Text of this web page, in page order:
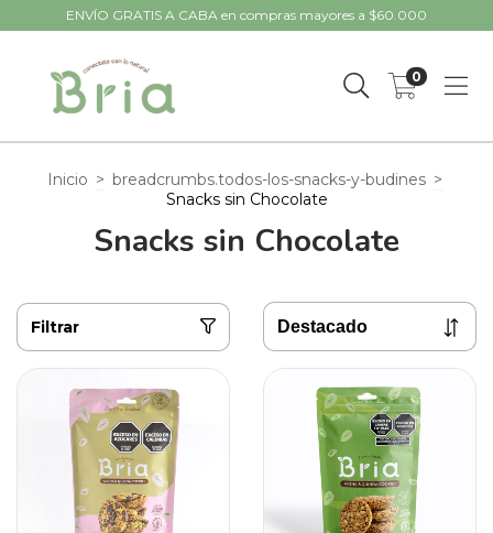
ENVÍO GRATIS A CABA en compras mayores a $60.000
0
Inicio > breadcrumbs.todos-los-snacks-y-budines >
Snacks sin Chocolate
Snacks sin Chocolate
Filtrar